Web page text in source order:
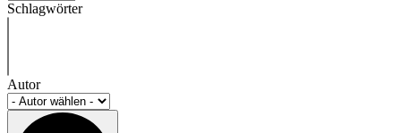
Schlagwörter
Autor